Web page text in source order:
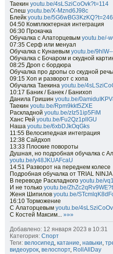
Таекин youtu.be/4sLSziCoOvk?t=114
Спеш youtu.be/X-Mznd6J98c
Блейк youtu.be/5G6wBG3KzKQ?t=246
04:50 Комплюктерная интеграция
06:30 Прокачка
Обучалка с Алаторцевым youtu.be/-
07:35 Серф или менуал
Обучалка с Кунаевым youtu.be/
Обучалка с Бочаром и скудной
08:25 Дроп с бордюра
Обучалка про дропы со скудной
09:15 Хоп и разворот с хопа
Обучалка Таекина youtu.be/
10:17 Баник / Банек / Банихоп
Данила Гришин youtu.be/
Таекин youtu.be/Rpm9kkt5ZXE
Раскладной youtu.be/zIz51ip5FiM
Ханс Рей youtu.be/Fu2Qz1pllGU
Наша youtu.be/6xbDJkOqGks
11:55 Велосипедная интеграция
12:38 Сайдхоп
13:33 Плоские повороты
Душная, но подробная обучалка с
youtu.be/y48JKUAFcaU
14:51 Разворот на переднем колесе
Подробная обучалка от TRIAL NINJA
В переводе Раскладного youtu.be/
И не только youtu.be/
Женя Шипилов youtu.be/
16:10 Торможение
С Алаторцевым youtu.be/
С Костей Максим... »»»
Добавлено: 12 января 2023 в 10:31
Категория: Спорт
Теги: велосипед, катание, навыки,
видеоурок, велоспорт, RollAllDay